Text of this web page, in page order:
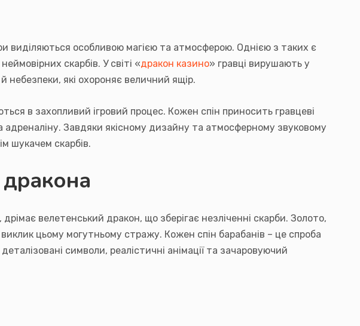
виділяються особливою магією та атмосферою. Однією з таких є
скарбів. У світі «дракон казино» гравці вирушають у
які охороняє величний ящір.
в захопливий ігровий процес. Кожен спін приносить гравцеві
Завдяки якісному дизайну та атмосферному звуковому
шукачем скарбів.
велетенський дракон, що зберігає незліченні скарби. Золото,
цьому могутньому стражу. Кожен спін барабанів – це спроба
символи, реалістичні анімації та зачаровуючий